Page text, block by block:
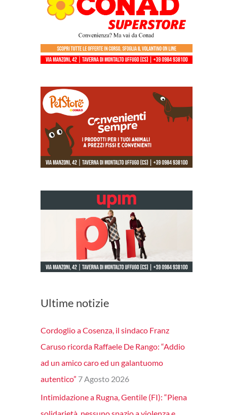
Ultime notizie
Cordoglio a Cosenza, il sindaco Franz
Caruso ricorda Raffaele De Rango: “Addio
ad un amico caro ed un galantuomo
autentico” 7 Agosto 2026
Intimidazione a Rugna, Gentile (FI): “Piena